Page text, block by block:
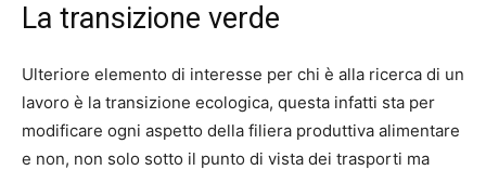
La transizione verde
Ulteriore elemento di interesse per chi è alla ricerca di un
lavoro è la transizione ecologica, questa infatti sta per
modificare ogni aspetto della filiera produttiva alimentare
e non, non solo sotto il punto di vista dei trasporti ma